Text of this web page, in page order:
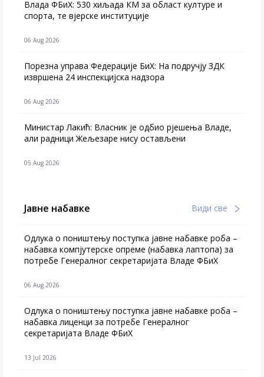
Влада ФБиХ: 530 хиљада КМ за област културе и
спорта, те вјерске институције
06 Aug 2026
Порезна управа Федерације БиХ: На подручју ЗДК
извршена 24 инспекцијска надзора
06 Aug 2026
Министар Лакић: Власник је одбио рјешења Владе,
али радници Жељезаре нису остављени
05 Aug 2026
Јавне набавке Види све
Одлука о поништењу поступка јавне набавке роба –
набавка компјутерске опреме (набавка лаптопа) за
потребе Генералног секретаријата Владе ФБиХ
06 Aug 2026
Одлука о поништењу поступка јавне набавке роба –
набавка лиценци за потребе Генералног
секретаријата Владе ФБиХ
13 Jul 2026